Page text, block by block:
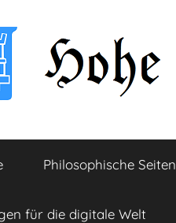
Philosophische Seiten
für die digitale Welt